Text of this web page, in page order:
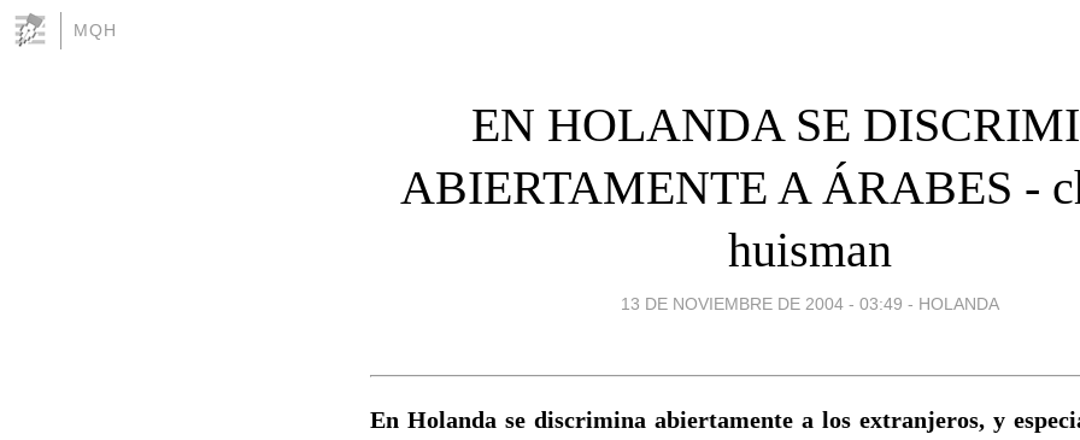
MQH
EN HOLANDA SE
ABIERTAMENTE A ÁRABES -
huisman
13 DE NOVIEMBRE DE 2004 - 03:49 - HOLANDA
En Holanda se discrimina abiertamente a los extranjeros, y